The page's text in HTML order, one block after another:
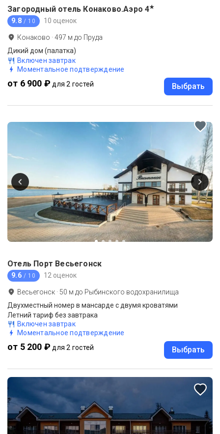
Загородный отель Конаково.Аэро 4★
9.8 / 10 10 оценок
Конаково ·497 м до Пруда
Дикий дом (палатка)
Включен завтрак
Моментальное подтверждение
от 6 900 ₽ для 2 гостей Выбрать
Отель Порт Весьегонск
9.6 / 10 12 оценок
Весьегонск · 50 м до Рыбинского водохранилища
Двухместный номер в мансарде с двумя кроватями
Летний тариф без завтрака
Включен завтрак
Моментальное подтверждение
от 5 200 ₽ для 2 гостей Выбрать